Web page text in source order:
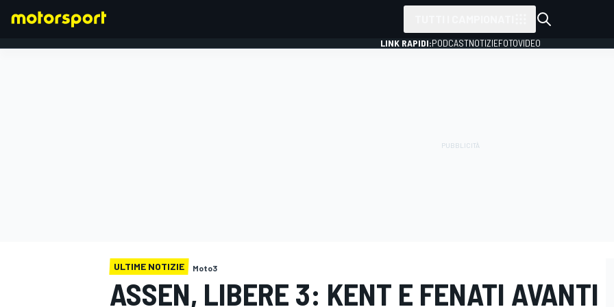
LINK RAPIDI:PODCASTNOTIZIEFOTOVIDEO
ULTIME NOTIZIE Moto3
ASSEN, LIBERE 3: KENT E FENATI AVANTI